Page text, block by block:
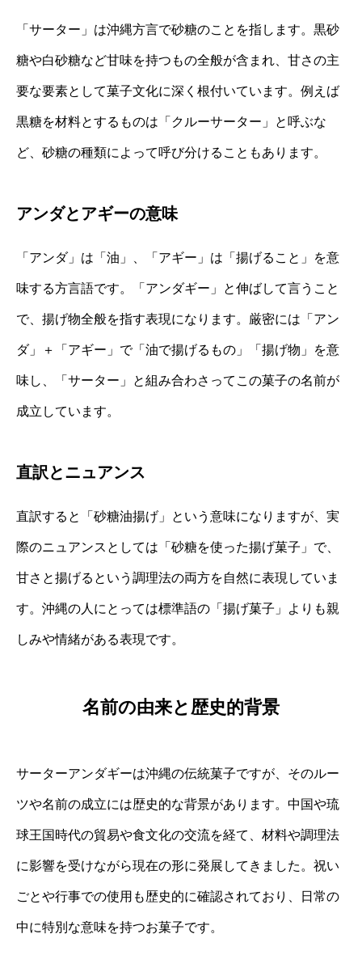
「サーター」は沖縄方言で砂糖のことを指します。黒砂
糖や白砂糖など甘味を持つもの全般が含まれ、甘さの主
要な要素として菓子文化に深く根付いています。例えば
黒糖を材料とするものは「クルーサーター」と呼ぶな
ど、砂糖の種類によって呼び分けることもあります。
アンダとアギーの意味
「アンダ」は「油」、「アギー」は「揚げること」を意
味する方言語です。「アンダギー」と伸ばして言うこと
で、揚げ物全般を指す表現になります。厳密には「アン
ダ」＋「アギー」で「油で揚げるもの」「揚げ物」を意
味し、「サーター」と組み合わさってこの菓子の名前が
成立しています。
直訳とニュアンス
直訳すると「砂糖油揚げ」という意味になりますが、実
際のニュアンスとしては「砂糖を使った揚げ菓子」で、
甘さと揚げるという調理法の両方を自然に表現していま
す。沖縄の人にとっては標準語の「揚げ菓子」よりも親
しみや情緒がある表現です。
名前の由来と歴史的背景
サーターアンダギーは沖縄の伝統菓子ですが、そのルー
ツや名前の成立には歴史的な背景があります。中国や琉
球王国時代の貿易や食文化の交流を経て、材料や調理法
に影響を受けながら現在の形に発展してきました。祝い
ごとや行事での使用も歴史的に確認されており、日常の
中に特別な意味を持つお菓子です。